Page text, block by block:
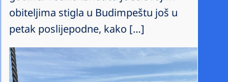
obiteljima stigla u Budimpeštu još u
petak poslijepodne, kako […]